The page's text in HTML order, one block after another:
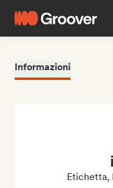
Informazioni
Etichetta,